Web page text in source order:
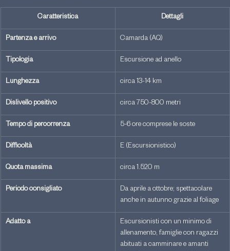
Caratteristica Dettagli
Partenza e arrivo Camarda (AQ)
Tipologia Escursione ad anello
Lunghezza circa 13-14 km
Dislivello positivo circa 750-800 metri
Tempo di percorrenza 5-6 ore comprese le soste
Difficoltà E (Escursionistico)
Quota massima circa 1.520 m
Periodo consigliato
Da aprile a ottobre; spettacolare
anche in autunno grazie al foliage
Adatto a
Escursionisti con un minimo di
allenamento, famiglie con ragazzi
abituati a camminare e amanti